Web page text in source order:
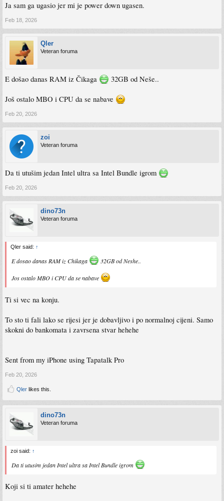
Ja sam ga ugasio jer mi je power down ugasen.
Feb 18, 2026
Qler
Veteran foruma
E došao danas RAM iz Čikaga 32GB od Neše..
Još ostalo MBO i CPU da se nabave
Feb 20, 2026
zoi
Veteran foruma
Da ti utušim jedan Intel ultra sa Intel Bundle igrom
Feb 20, 2026
dino73n
Veteran foruma
Qler said: ↑
E dosao danas RAM iz Chikaga 32GB od Neshe..
Jos ostalo MBO i CPU da se nabave
Ti si vec na konju.
To sto ti fali lako se rijesi jer je dobavljivo i po normalnoj cijeni. Samo
skokni do bankomata i zavrsena stvar hehehe
Sent from my iPhone using Tapatalk Pro
Feb 20, 2026
Qler likes this.
dino73n
Veteran foruma
zoi said: ↑
Da ti utusim jedan Intel ultra sa Intel Bundle igrom
Koji si ti amater hehehe